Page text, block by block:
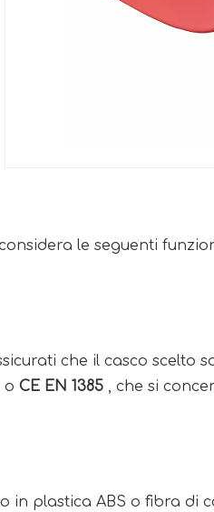
le seguenti
che il casco scelto
o CE EN 1385 , che si
in plastica ABS o fibra di